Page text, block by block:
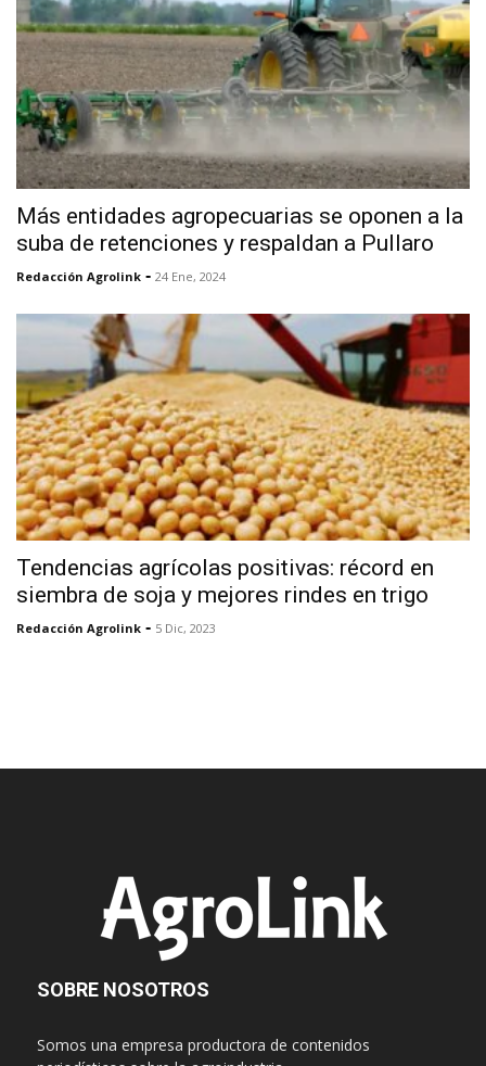
Más entidades agropecuarias se oponen a la
suba de retenciones y respaldan a Pullaro
Redacción Agrolink - 24 Ene, 2024
Tendencias agrícolas positivas: récord en
siembra de soja y mejores rindes en trigo
Redacción Agrolink - 5 Dic, 2023
SOBRE NOSOTROS
Somos una empresa productora de contenidos